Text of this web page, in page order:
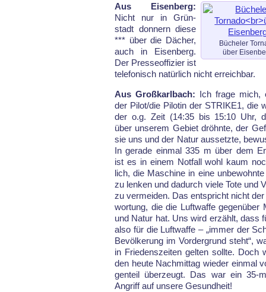
Bücheler
über
Aus Eisenberg:
Nicht nur in Grün­
stadt don­nern die­se
*** über die Dä­cher,
auch in Ei­sen­berg.
Der Pres­se­of­fi­zier ist
te­le­fo­nisch na­tür­lich nicht er­reich­bar.
Aus Großkarlbach: Ich fra­ge mich,
der Pi­lot/die Pi­lo­tin der STRIKE1, die
der o.g. Zeit (14:35 bis 15:10 Uhr,
über un­se­rem Ge­biet dröhn­te, der
sie uns und der Na­tur aus­setz­te,
In ge­ra­de ein­mal 335 m über dem
ist es in ei­nem Not­fall wohl kaum
lich, die Ma­schi­ne in ei­ne
zu len­ken und da­durch vie­le To­te und
zu ver­mei­den. Das ent­spricht nicht
wor­tung, die die Luft­waf­fe ge­gen­über
und Na­tur hat. Uns wird erzählt, dass
al­so für die Luft­waf­fe – „im­mer der
Be­völ­ke­rung im Vor­der­grund steht“,
in Frie­dens­zei­ten gel­ten soll­te. Doch
den heu­te Nach­mit­tag wie­der ein­mal
gen­teil über­zeugt. Das war ein 35-
An­griff auf un­se­re Ge­sund­heit!